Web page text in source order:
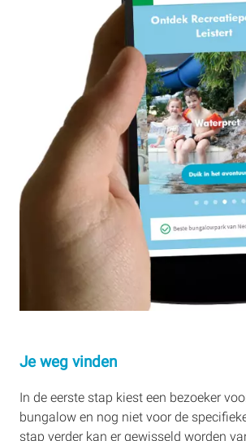
Je weg vinden
In de eerste stap kiest een bezoeker
bungalow en nog niet voor de
stap verder kan er gewisseld worden